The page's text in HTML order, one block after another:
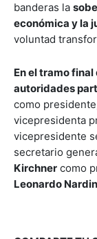
banderas la
económica y la
voluntad
En el tramo
autoridades
como
vicepresidenta
vicepresidente
secretario
Kirchner como
Leonardo